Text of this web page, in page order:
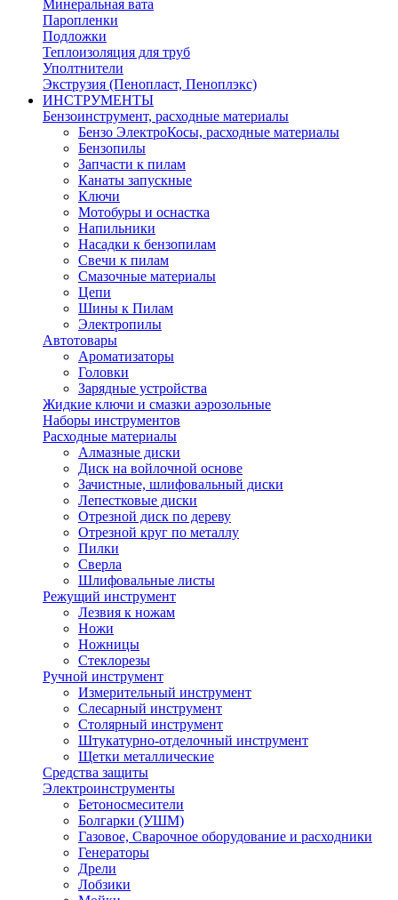
Минеральная вата
Паропленки
Подложки
Теплоизоляция для труб
Уполтнители
Экструзия (Пенопласт, Пеноплэкс)
ИНСТРУМЕНТЫ
Бензоинструмент, расходные материалы
Бензо ЭлектроКосы, расходные материалы
Бензопилы
Запчасти к пилам
Канаты запускные
Ключи
Мотобуры и оснастка
Напильники
Насадки к бензопилам
Свечи к пилам
Смазочные материалы
Цепи
Шины к Пилам
Электропилы
Автотовары
Ароматизаторы
Головки
Зарядные устройства
Жидкие ключи и смазки аэрозольные
Наборы инструментов
Расходные материалы
Алмазные диски
Диск на войлочной основе
Зачистные, шлифовальный диски
Лепестковые диски
Отрезной диск по дереву
Отрезной круг по металлу
Пилки
Сверла
Шлифовальные листы
Режущий инструмент
Лезвия к ножам
Ножи
Ножницы
Стеклорезы
Ручной инструмент
Измерительный инструмент
Слесарный инструмент
Столярный инструмент
Штукатурно-отделочный инструмент
Щетки металлические
Средства защиты
Электроинструменты
Бетоносмесители
Болгарки (УШМ)
Газовое, Сварочное оборудование и расходники
Генераторы
Дрели
Лобзики